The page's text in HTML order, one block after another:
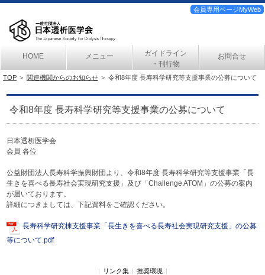
会員専用ページMyWeb
HOME メニュー
ガイドライン
・刊行物
お問合せ
TOP 関連機関からのお知らせ 令和8年度 長寿科学研究等支援事業の公募について
令和8年度 長寿科学研究等支援事業の公募について
日本透析医学会
会員 各位
公益財団法人長寿科学振興財団より、令和8年度 長寿科学研究等支援事業「長
生きを喜べる長寿社会実現研究支援」及び「Challenge ATOM」の公募の案内
が届いております。
詳細につきましては、下記資料をご確認ください。
長寿科学研究棟支援事業「長生きを喜べる長寿社会実現研究支援」の公募
等について.pdf
| リンク集 | 推奨環境 |